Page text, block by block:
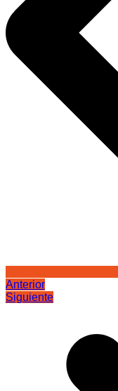
Anterior
Siguiente